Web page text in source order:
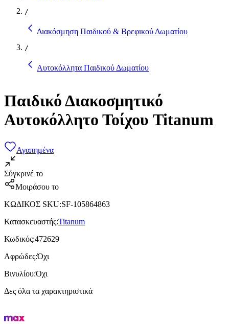
/
Διακόσμηση Παιδικού & Βρεφικού Δωματίου
/
Αυτοκόλλητα Παιδικού Δωματίου
Παιδικό Διακοσμητικό
Αυτοκόλλητο Τοίχου Titanum
Αγαπημένα
Σύγκρινέ το
Μοιράσου το
ΚΩΔΙΚΟΣ SKU:SF-105864863
Κατασκευαστής:Titanum
Κωδικός:472629
Αφρώδες:Όχι
Βινυλίου:Όχι
Δες όλα τα χαρακτηριστικά